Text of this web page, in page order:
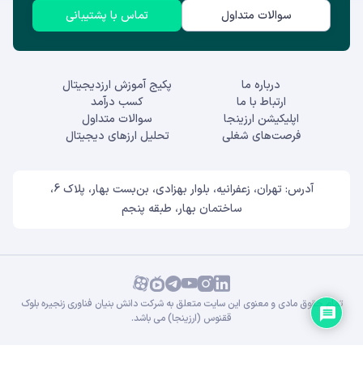
سوالات متداول تماس با پشتیبانی
درباره ما
ارتباط با ما
اپلیکیشن ارزینجا
فرصت‌های شغلی
پکیج آموزش ارزدیجیتال
کسب درآمد
سوالات متداول
تحلیل ارزهای دیجیتال
آدرس: تهران، زعفرانیه، بلوار بهزادی، بن‌بست بهار، پلاک 6،
ساختمان بهار، طبقه پنجم
تمام حقوق مادی و معنوی این سایت متعلق به شرکت دانش بنیان فناوری زنجیره بلوک
ققنوس (ارزینجا) می باشد.